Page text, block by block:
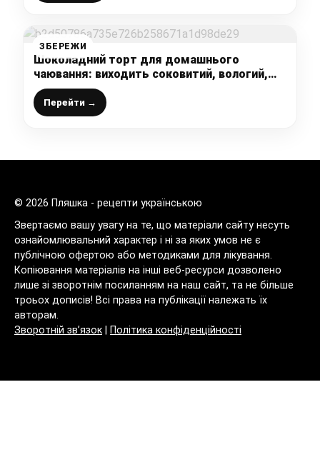
ЗБЕРЕЖИ
Шоколадний торт для домашнього
чаювання: виходить соковитий, вологий,
ароматний, а готується простіше-
простого
Перейти →
© 2026 Пляшка - рецепти українською
Звертаємо вашу увагу на те, що матеріали сайту несуть
ознайомлювальний характер і ні за яких умов не є
публічною офертою або методиками для лікування.
Копіювання матеріалів на інші веб-ресурси дозволено
лише зі зворотнім посиланням на наш сайт, та не більше
троьох дописів! Всі права на публікації належать їх
авторам.
Зворотній зв’язок
Політика конфіденційності